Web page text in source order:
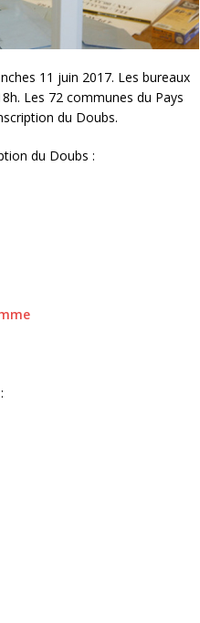
11 juin 2017. Les bureaux
Les 72 communes du Pays
du Doubs.
du Doubs :